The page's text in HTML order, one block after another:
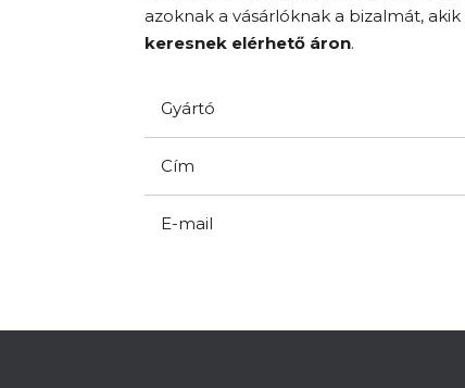
azoknak a vásárlóknak a bizalmát, akik
keresnek elérhető áron.
Gyártó
Cím
E-mail